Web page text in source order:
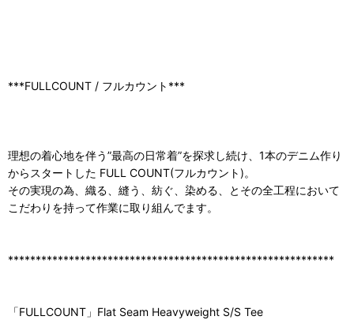
***FULLCOUNT / フルカウント***
理想の着心地を伴う”最高の日常着”を探求し続け、1本のデニム作り
からスタートした FULL COUNT(フルカウント)。
その実現の為、織る、縫う、紡ぐ、染める、とその全工程において
こだわりを持って作業に取り組んでます。
***********************************************************
「FULLCOUNT」Flat Seam Heavyweight S/S Tee